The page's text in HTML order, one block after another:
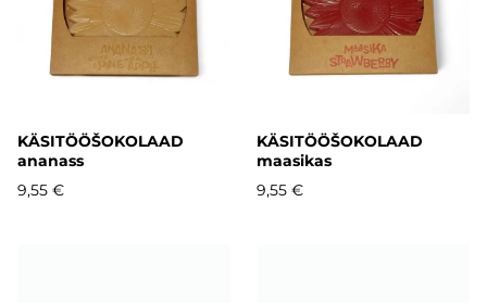
KÄSITÖÖŠOKOLAAD
ananass
9,55 €
KÄSITÖÖŠOKOLAAD
maasikas
9,55 €